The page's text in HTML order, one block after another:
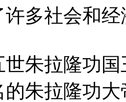
许多社会和
拉隆功国
的朱拉隆功